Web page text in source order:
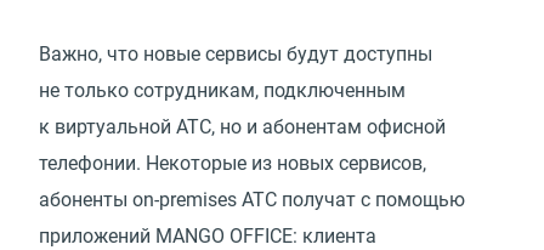
Важно, что новые сервисы будут доступны
не только сотрудникам, подключенным
к виртуальной АТС, но и абонентам офисной
телефонии. Некоторые из новых сервисов,
абоненты on-premises АТС получат с помощью
приложений MANGO OFFICE: клиента